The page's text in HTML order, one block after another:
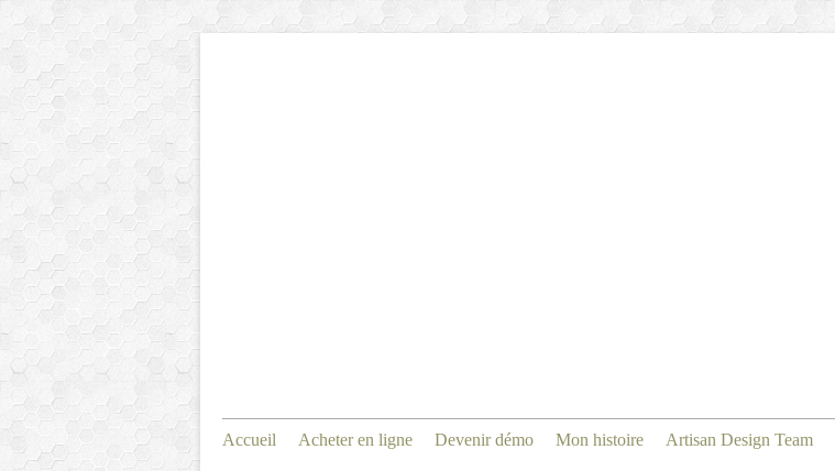
Accueil Acheter en ligne Devenir démo Mon histoire Artisan Design Team